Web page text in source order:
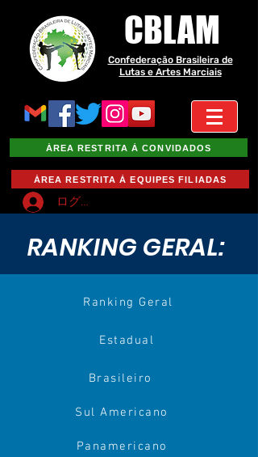
CBLAM
Confederação Brasileira de
Lutas e Artes Marciais
ÁREA RESTRITA À CONVIDADOS
ÁREA RESTRITA À EQUIPES FILIADAS
ログイン
RANKING GERAL:
Ranking Geral
Estadual
Brasileiro
Sul Americano
Panamericano